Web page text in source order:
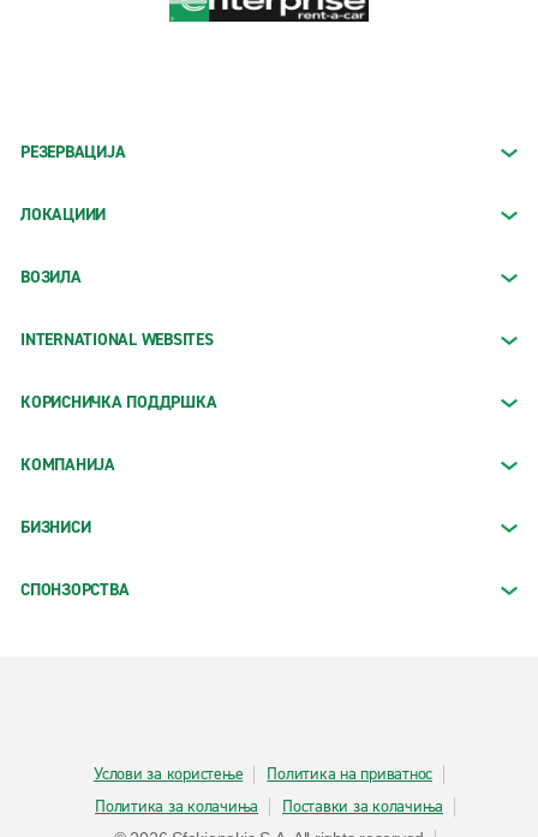
РЕЗЕРВАЦИЈА
ЛОКАЦИИИ
ВОЗИЛА
INTERNATIONAL WEBSITES
КОРИСНИЧКА ПОДДРШКА
КОМПАНИЈА
БИЗНИСИ
СПОНЗОРСТВА
Услови за користење
Политика на приватнос
Политика за колачиња
Поставки за колачиња